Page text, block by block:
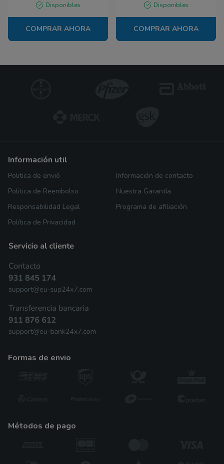
Disponibles
COMPRAR AHORA
Disponibles
COMPRAR AHORA
información util
Politica de envió
Politica de Reembolso
Responsabilidad Legal
Política de Privacidad
Información de contacto
Nuestra Garantía
Programa de afiliación
formas de envio
métodos de pago